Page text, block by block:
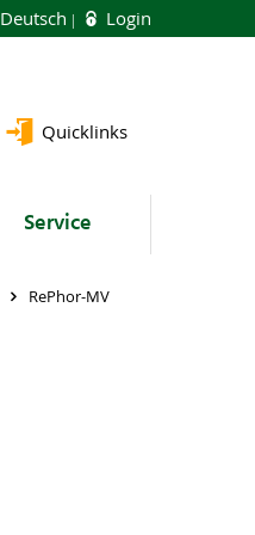
Deutsch Login
Quicklinks
Service
RePhor-MV